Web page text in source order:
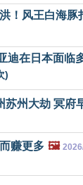
！风王白海豚
迪在日本面临
)
苏州大劫 冥府
赚更多 🖼️